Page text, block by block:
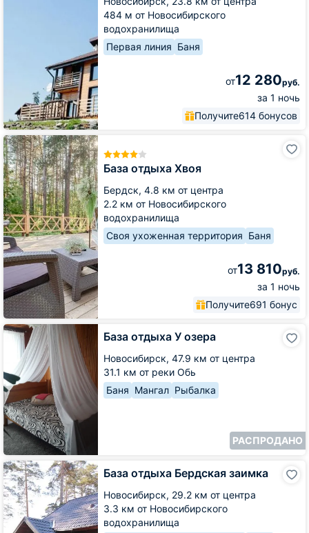
484 м от Новосибирского
водохранилища
Первая линия Баня
от12 280руб.
за 1 ночь
Получите614 бонусов
База отдыха Хвоя
Бердск, 4.8 км от центра
2.2 км от Новосибирского
водохранилища
Своя ухоженная территория Баня
от13 810руб.
за 1 ночь
Получите691 бонус
База
отдыха
Хвоя
База отдыха У озера
Новосибирск, 47.9 км от центра
31.1 км от реки Обь
Баня Мангал Рыбалка
РАСПРОДАНО
База
отдыха
озера
База отдыха Бердская заимка
Новосибирск, 29.2 км от центра
3.3 км от Новосибирского
водохранилища
База
отдыха
Бердская
заимка